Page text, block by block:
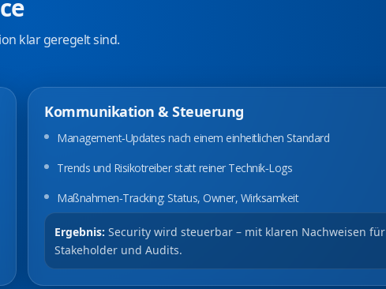
klar geregelt sind.
Kommunikation & Steuerung
Management‑Updates nach einem einheitlichen Standard
Trends und Risikotreiber statt reiner Technik‑Logs
Maßnahmen‑Tracking: Status, Owner, Wirksamkeit
Ergebnis: Security wird steuerbar – mit klaren Nachweisen für
Stakeholder und Audits.